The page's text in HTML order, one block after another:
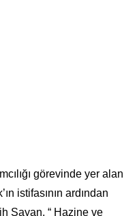
görevinde yer alan
istifasının ardından
Sayan, “ Hazine ve